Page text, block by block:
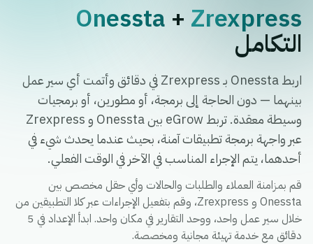
Onessta + Zrexpress
التكامل
اربط Onessta بـ Zrexpress في دقائق وأتمت أي سير عمل
بينهما — دون الحاجة إلى برمجة، أو مطورين، أو برمجيات
وسيطة معقدة. تربط eGrow بين Onessta و Zrexpress
عبر واجهة برمجة تطبيقات آمنة، بحيث عندما يحدث شيء في
أحدهما، يتم الإجراء المناسب في الآخر في الوقت الفعلي.
قم بمزامنة العملاء والطلبات والحالات وأي حقل مخصص بين
Onessta و Zrexpress، وقم بتفعيل الإجراءات عبر كلا التطبيقين من
خلال سير عمل واحد، ووحد التقارير في مكان واحد. ابدأ الإعداد في 5
دقائق مع خدمة تهيئة مجانية ومخصصة.